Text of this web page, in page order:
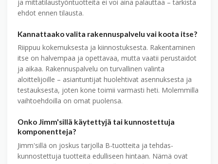
ja mittatilaustyön­tuotteita ei voi aina palauttaa – tarkista
ehdot ennen tilausta.
Kannattaako valita rakennuspalvelu vai koota itse?
Riippuu kokemuksesta ja kiinnostuksesta. Rakentaminen
itse on halvempaa ja opettavaa, mutta vaatii perustaidot
ja aikaa. Rakennuspalvelu on turvallinen valinta
aloittelijoille – asiantuntijat huolehtivat asennuksesta ja
testauksesta, joten kone toimii varmasti heti. Molemmilla
vaihto­ehdoilla on omat puolensa.
Onko Jimm'sillä käytettyjä tai kunnostettuja
komponentteja?
Jimm'sillä on joskus tarjolla B-tuotteita ja tehdas­
kunnostettuja tuotteita edulliseen hintaan. Nämä ovat